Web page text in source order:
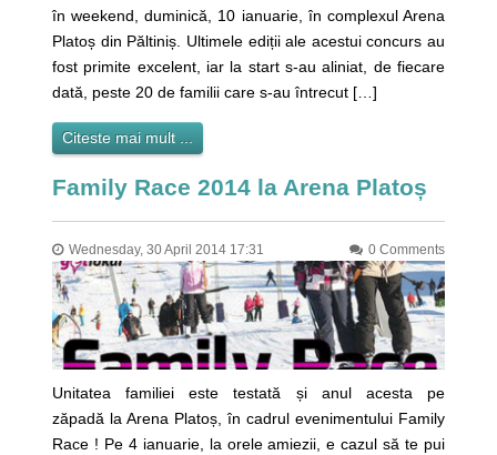
în weekend, duminică, 10 ianuarie, în complexul Arena
Platoș din Păltiniș. Ultimele ediții ale acestui concurs au
fost primite excelent, iar la start s-au aliniat, de fiecare
dată, peste 20 de familii care s-au întrecut […]
Citeste mai mult ...
Family Race 2014 la Arena Platoș
Wednesday, 30 April 2014 17:31 0 Comments
Unitatea familiei este testată și anul acesta pe
zăpadă la Arena Platoș, în cadrul evenimentului Family
Race ! Pe 4 ianuarie, la orele amiezii, e cazul să te pui